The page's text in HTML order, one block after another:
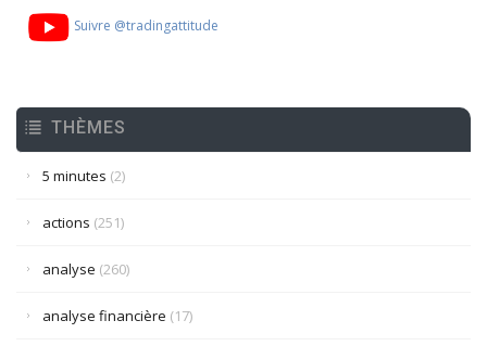
Suivre @tradingattitude
THÈMES
5 minutes (2)
actions (251)
analyse (260)
analyse financière (17)